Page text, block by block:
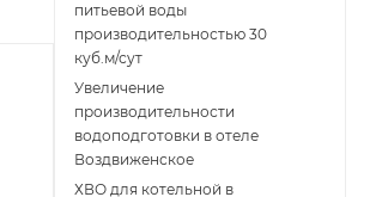
питьевой воды
производительностью 30
куб.м/сут
Увеличение
производительности
водоподготовки в отеле
Воздвиженское
ХВО для котельной в